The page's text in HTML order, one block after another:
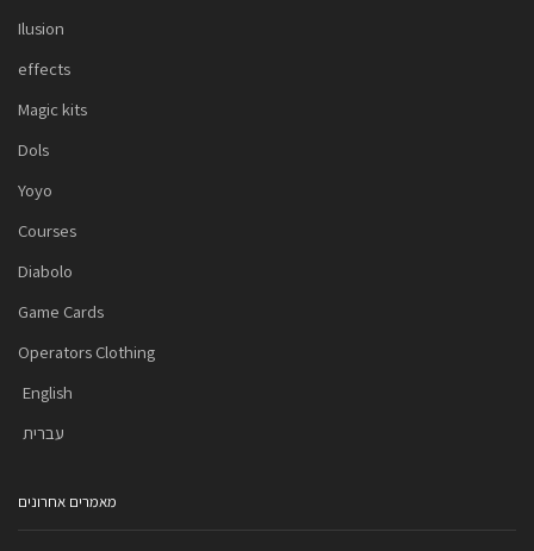
Ilusion
effects
Magic kits
Dols
Yoyo
Courses
Diabolo
Game Cards
Operators Clothing
English
עברית
מאמרים אחרונים